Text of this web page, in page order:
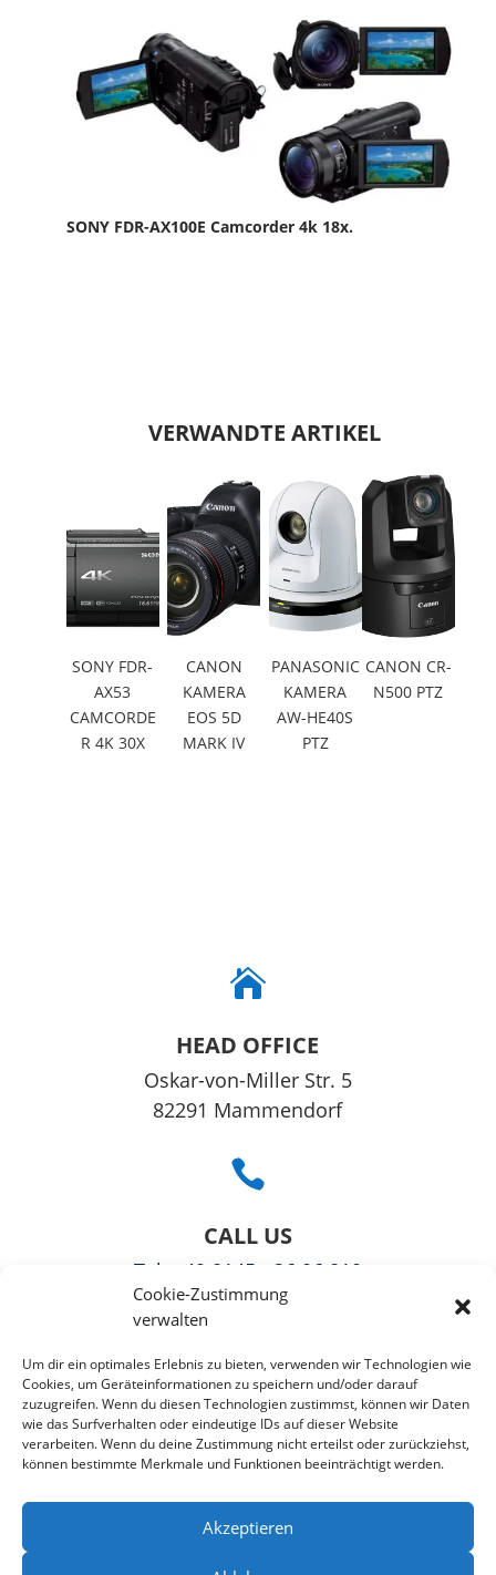
Cookie-Zustimmung
verwalten
Um dir ein optimales Erlebnis zu bieten, verwenden wir Technologien wie
Cookies, um Geräteinformationen zu speichern und/oder darauf
zuzugreifen. Wenn du diesen Technologien zustimmst, können wir Daten
wie das Surfverhalten oder eindeutige IDs auf dieser Website
verarbeiten. Wenn du deine Zustimmung nicht erteilst oder zurückziehst,
können bestimmte Merkmale und Funktionen beeinträchtigt werden.
Akzeptieren
SONY FDR-AX100E Camcorder 4k 18x.
VERWANDTE ARTIKEL
SONY FDR-
AX53
CAMCORDE
R 4K 30X
CANON
KAMERA
EOS 5D
MARK IV
PANASONIC
KAMERA
AW-HE40S
PTZ
CANON CR-
N500 PTZ

HEAD OFFICE
Oskar-von-Miller Str. 5
82291 Mammendorf

CALL US
Tel : +49 8145 - 36 06 810
Fax: +49 3221108991363

EMAIL US
info@puzzlepie.de
»Kontaktformular«